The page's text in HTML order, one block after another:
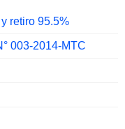
retiro 95.5%
003-2014-MTC